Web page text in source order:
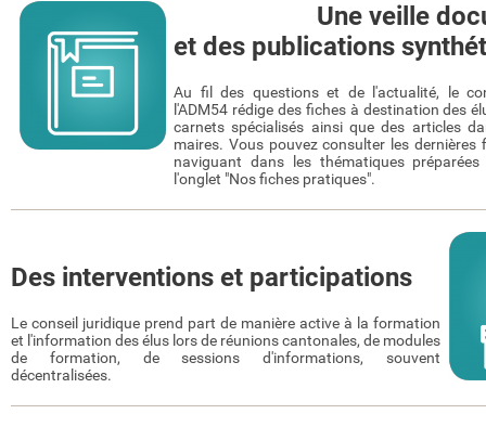
Une veille
et des publications
Au fil des questions et de l'actualité, le
l'ADM54 rédige des fiches à destination des
carnets spécialisés ainsi que des articles
maires. Vous pouvez consulter les dernières
naviguant dans les thématiques
l'onglet "Nos fiches pratiques".
Des interventions et participations
Le conseil juridique prend part de manière active à la formation
et l'information des élus lors de réunions cantonales, de modules
de formation, de sessions d'informations, souvent
décentralisées.